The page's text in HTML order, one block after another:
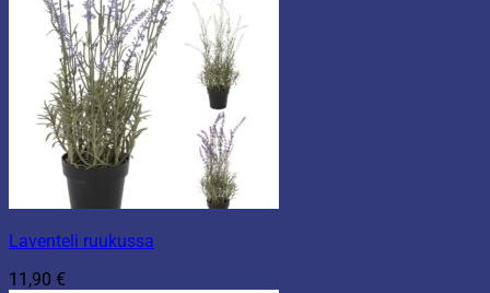
Laventeli ruukussa
11,90 €